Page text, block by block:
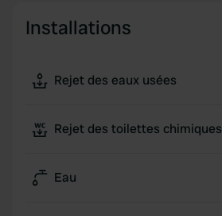
Installations
Rejet des eaux usées
Rejet des toilettes chimiques
Eau